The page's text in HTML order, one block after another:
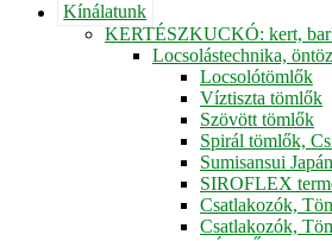
Kínálatunk
KERTÉSZKUCKÓ: kert,
Locsolástechnika,
Locsolótömlők
Víztiszta tömlők
Szövött tömlők
Spirál tömlők,
Sumisansui
SIROFLEX
Csatlakozók,
Csatlakozók,